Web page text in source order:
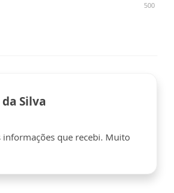
500
Silva
informações que recebi. Muito